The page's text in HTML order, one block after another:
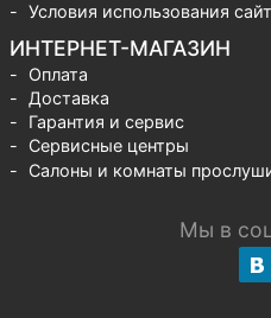
Условия использования
ИНТЕРНЕТ-МАГАЗИН
Оплата
Доставка
Гарантия и сервис
Сервисные центры
Салоны и комнаты
Мы в